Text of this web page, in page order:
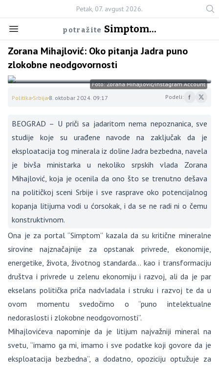
Petak, 07. avgust 2026.
potražite Simptom...
Zorana Mihajlović: Oko pitanja Jadra puno
zlokobne neodgovornosti
Foto: Zorana Mihajlović/Instagram Account
Politika Srbija 8. oktobar 2024. 09:17 Podeli:
BEOGRAD – U priči sa jadaritom nema nepoznanica, sve
studije koje su urađene navode na zaključak da je
eksploatacija tog minerala iz doline Jadra bezbedna, navela
je bivša ministarka u nekoliko srpskih vlada Zorana
Mihajlović, koja je ocenila da ono što se trenutno dešava
na političkoj sceni Srbije i sve rasprave oko potencijalnog
kopanja litijuma vodi u ćorsokak, i da se ne radi ni o čemu
konstruktivnom.
Ona je za portal “Simptom” kazala da su kritične mineralne
sirovine najznačajnije za opstanak privrede, ekonomije,
energetike, života, životnog standarda… kao i transformaciju
društva i privrede u zelenu ekonomiju i razvoj, ali da je par
ekselans politička priča nadvladala i struku i razvoj te da u
ovom momentu svedočimo o “puno intelektualne
nedoraslosti i zlokobne neodgovornosti”.
Mihajlovićeva napominje da je litijum najvažniji mineral na
svetu, “imamo ga mi, imamo i sve podatke koji govore da je
eksploatacija bezbedna”, a dodatno, opoziciju optužuje za